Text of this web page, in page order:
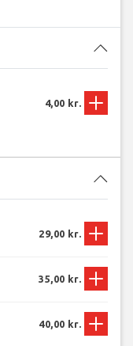
4,00 kr.
29,00 kr.
35,00 kr.
40,00 kr.